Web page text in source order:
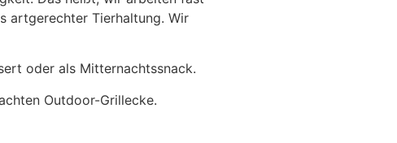
artgerechter Tierhaltung. Wir
oder als Mitternachtssnack.
Outdoor-Grillecke.